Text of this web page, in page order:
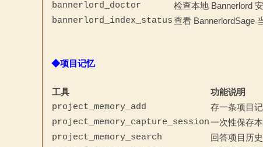
bannerlord_doctor
检查本地 Bannerlord
bannerlord_index_status查看 BannerlordSage
◆项目记忆
工具
功能说明
project_memory_add
存一条项目
project_memory_capture_session一次性保存
project_memory_search
回答项目历